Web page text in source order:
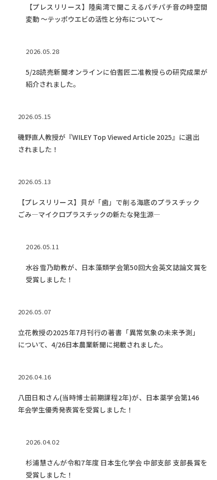
【プレスリリース】陸奥湾で聞こえるパチパチ音の時空間
変動 ～テッポウエビの活性と分布について～
2026.05.28
5/28読売新聞オンラインに伯耆匠二准教授らの研究成果が
紹介されました。
2026.05.15
磯野直人教授が『WILEY Top Viewed Article 2025』に選出
されました！
2026.05.13
【プレスリリース】貝が「歯」で削る海底のプラスチック
ごみ―マイクロプラスチックの新たな発生源―
2026.05.11
水谷雪乃助教が、日本藻類学会第50回大会英文誌論文賞を
受賞しました！
2026.05.07
立花教授の2025年7月刊行の著書「異常気象の未来予測」
について、4/26日本農業新聞に掲載されました。
2026.04.16
八田日和さん(当時博士前期課程2年)が、日本薬学会第146
年会学生優秀発表賞を受賞しました！
2026.04.02
杉浦慧さんが令和7年度 日本生化学会 中部支部 支部長賞を
受賞しました！